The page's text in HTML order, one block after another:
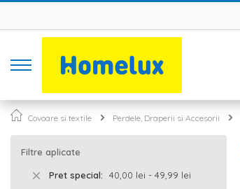
Covoare si textile Perdele, Draperii si Accesorii
Filtre aplicate
Pret special 40,00 lei - 49,99 lei